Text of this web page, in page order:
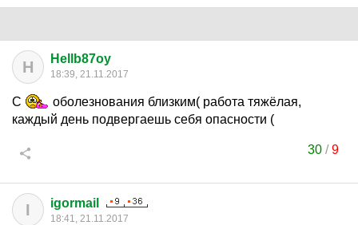
H Hellb87oy
18:39, 21.11.2017
С
оболезнования близким( работа тяжёлая,
каждый день подвергаешь себя опасности (
30 /9
I igormail
18:41, 21.11.2017